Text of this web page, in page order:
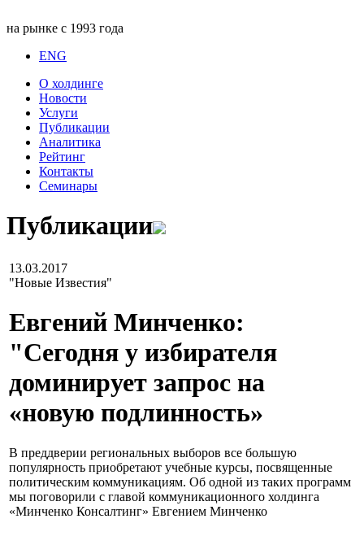
на рынке с 1993 года
ENG
О холдинге
Новости
Услуги
Публикации
Аналитика
Рейтинг
Контакты
Семинары
Публикации
13.03.2017
"Новые Известия"
Евгений Минченко:
"Сегодня у избирателя
доминирует запрос на
«новую подлинность»
В преддверии региональных выборов все большую
популярность приобретают учебные курсы, посвященные
политическим коммуникациям. Об одной из таких программ
мы поговорили с главой коммуникационного холдинга
«Минченко Консалтинг» Евгением Минченко